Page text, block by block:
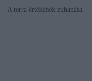
A terra értékének zuhanása